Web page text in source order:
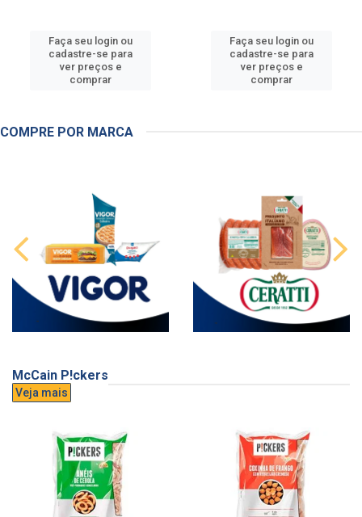
Faça seu login ou
cadastre-se para
ver preços e
comprar
Faça seu login ou
cadastre-se para
ver preços e
comprar
COMPRE POR MARCA
McCain P!ckers
Veja mais